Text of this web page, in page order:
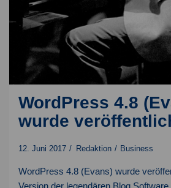
WordPress 4.8
wurde
12. Juni 2017 Redaktion Business
WordPress 4.8 (Evans) wurde